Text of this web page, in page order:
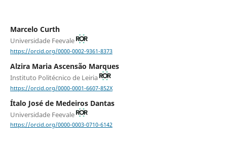
Marcelo Curth
Universidade Feevale
https://orcid.org/0000-0002-9361-8373
Alzira Maria Ascensão Marques
Instituto Politécnico de Leiria
https://orcid.org/0000-0001-6607-852X
Ítalo José de Medeiros Dantas
Universidade Feevale
https://orcid.org/0000-0003-0710-6142